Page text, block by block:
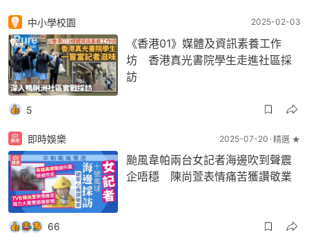
中小學校園 2025-02-03
《香港01》媒體及資訊素養工作
坊 香港真光書院學生走進社區採
訪
5
即時娛樂 2025-07-20 精選 ★
颱風韋帕兩台女記者海邊吹到聲震
企唔穩 陳尚萱表情痛苦獲讚敬業
66